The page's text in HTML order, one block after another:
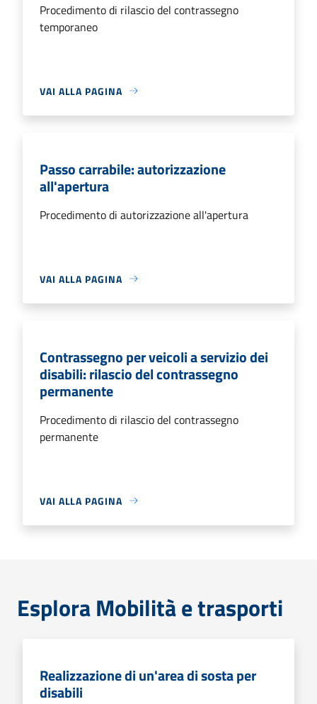
Procedimento di rilascio del contrassegno
temporaneo
VAI ALLA PAGINA
Passo carrabile: autorizzazione
all'apertura
Procedimento di autorizzazione all'apertura
VAI ALLA PAGINA
Contrassegno per veicoli a servizio dei
disabili: rilascio del contrassegno
permanente
Procedimento di rilascio del contrassegno
permanente
VAI ALLA PAGINA
Esplora Mobilità e trasporti
Realizzazione di un'area di sosta per
disabili